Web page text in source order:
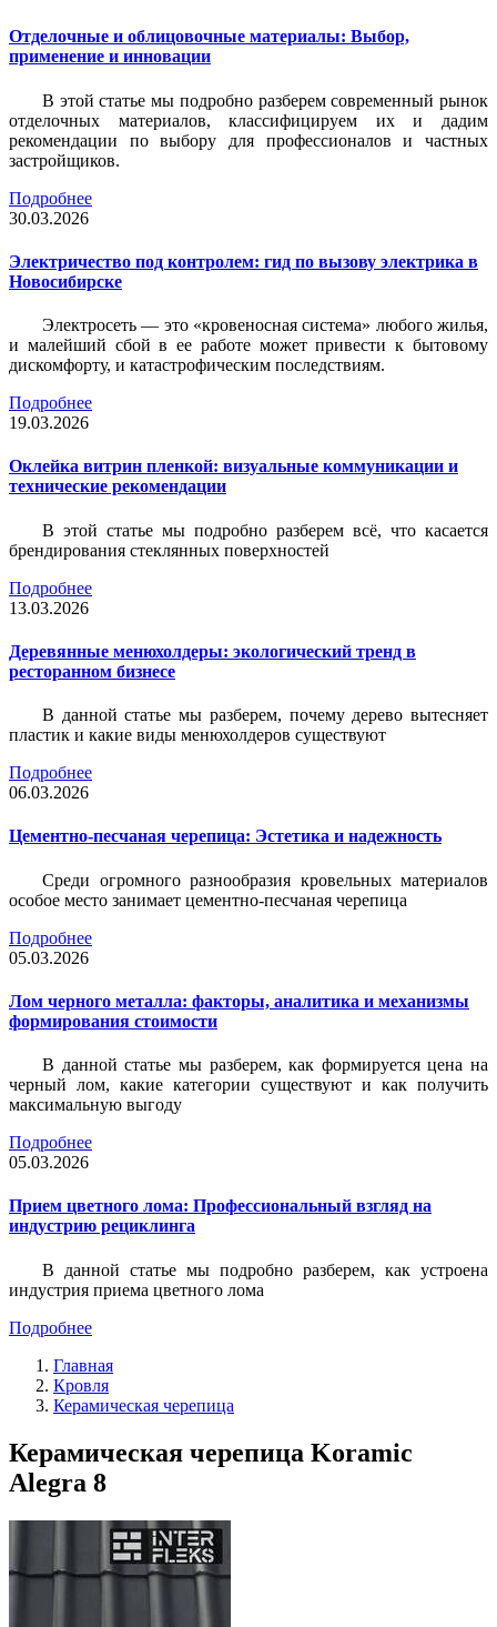
Отделочные и облицовочные материалы: Выбор,
применение и инновации
В этой статье мы подробно разберем современный рынок
отделочных материалов, классифицируем их и дадим
рекомендации по выбору для профессионалов и частных
застройщиков.
Подробнее
30.03.2026
Электричество под контролем: гид по вызову электрика в
Новосибирске
Электросеть — это «кровеносная система» любого жилья,
и малейший сбой в ее работе может привести к бытовому
дискомфорту, и катастрофическим последствиям.
Подробнее
19.03.2026
Оклейка витрин пленкой: визуальные коммуникации и
технические рекомендации
В этой статье мы подробно разберем всё, что касается
брендирования стеклянных поверхностей
Подробнее
13.03.2026
Деревянные менюхолдеры: экологический тренд в
ресторанном бизнесе
В данной статье мы разберем, почему дерево вытесняет
пластик и какие виды менюхолдеров существуют
Подробнее
06.03.2026
Цементно-песчаная черепица: Эстетика и надежность
Среди огромного разнообразия кровельных материалов
особое место занимает цементно-песчаная черепица
Подробнее
05.03.2026
Лом черного металла: факторы, аналитика и механизмы
формирования стоимости
В данной статье мы разберем, как формируется цена на
черный лом, какие категории существуют и как получить
максимальную выгоду
Подробнее
05.03.2026
Прием цветного лома: Профессиональный взгляд на
индустрию рециклинга
В данной статье мы подробно разберем, как устроена
индустрия приема цветного лома
Подробнее
Главная
Кровля
Керамическая черепица
Керамическая черепица Koramic
Alegra 8